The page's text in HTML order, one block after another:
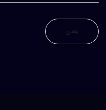
بعدی